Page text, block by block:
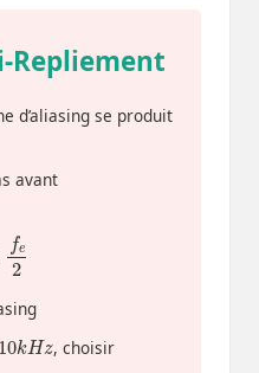
Repliement
d’aliasing se produit
avant
e2
H z
, choisir